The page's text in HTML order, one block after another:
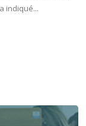
indiqué...